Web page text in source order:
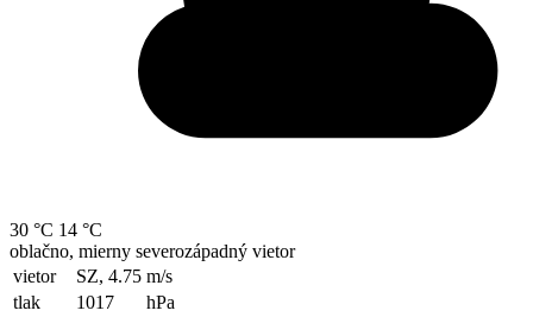
30 °C 14 °C
oblačno, mierny severozápadný vietor
vietor
SZ, 4.75 m/s
tlak
1017
hPa